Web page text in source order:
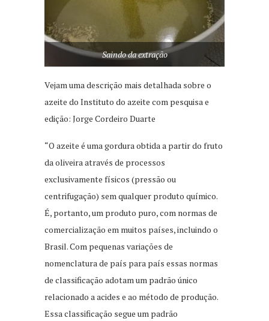
Saindo da extração
Vejam uma descrição mais detalhada sobre o
azeite do Instituto do azeite com pesquisa e
edição: Jorge Cordeiro Duarte
“O azeite é uma gordura obtida a partir do fruto
da oliveira através de processos
exclusivamente físicos (pressão ou
centrifugação) sem qualquer produto químico.
É, portanto, um produto puro, com normas de
comercialização em muitos países, incluindo o
Brasil. Com pequenas variações de
nomenclatura de país para país essas normas
de classificação adotam um padrão único
relacionado a acides e ao método de produção.
Essa classificação segue um padrão